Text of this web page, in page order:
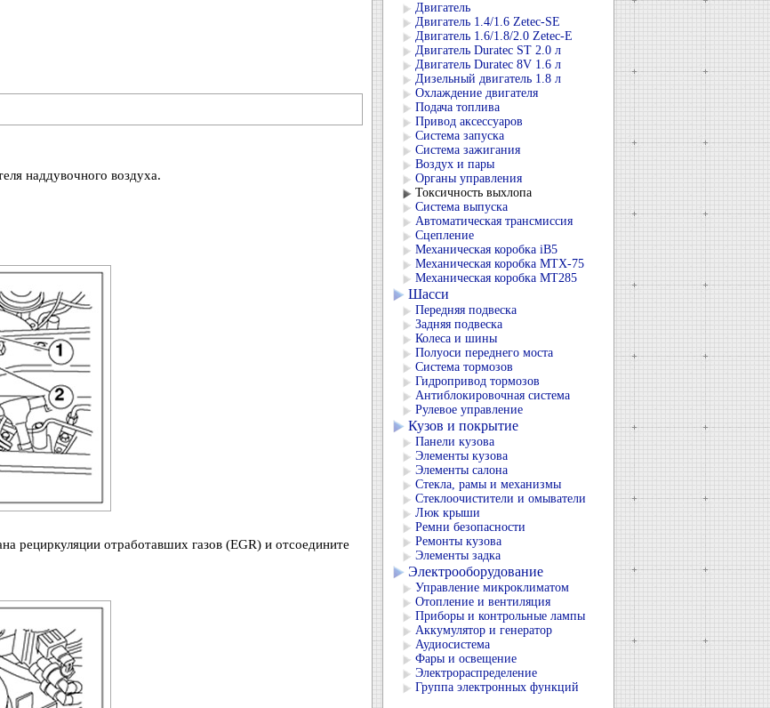
наддувочного воздуха.
рециркуляции отработавших газов (EGR) и отсоедините
Двигатель
Двигатель 1.4/1.6 Zetec-SE
Двигатель 1.6/1.8/2.0 Zetec-E
Двигатель Duratec ST 2.0 л
Двигатель Duratec 8V 1.6 л
Дизельный двигатель 1.8 л
Охлаждение двигателя
Подача топлива
Привод аксессуаров
Система запуска
Система зажигания
Воздух и пары
Органы управления
Токсичность выхлопа
Система выпуска
Автоматическая трансмиссия
Сцепление
Механическая коробка iB5
Механическая коробка MTX-75
Механическая коробка MT285
Шасси
Передняя подвеска
Задняя подвеска
Колеса и шины
Полуоси переднего моста
Система тормозов
Гидропривод тормозов
Антиблокировочная система
Рулевое управление
Кузов и покрытие
Панели кузова
Элементы кузова
Элементы салона
Стекла, рамы и механизмы
Стеклоочистители и омыватели
Люк крыши
Ремни безопасности
Ремонты кузова
Элементы задка
Электрооборудование
Управление микроклиматом
Отопление и вентиляция
Приборы и контрольные лампы
Аккумулятор и генератор
Аудиосистема
Фары и освещение
Электрораспределение
Группа электронных функций